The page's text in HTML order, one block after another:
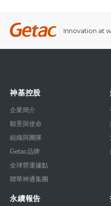
Innovation at
神基控股
企業簡介
願景與使命
組織與團隊
Getac品牌
全球營運據點
聯華神通集團
永續報告